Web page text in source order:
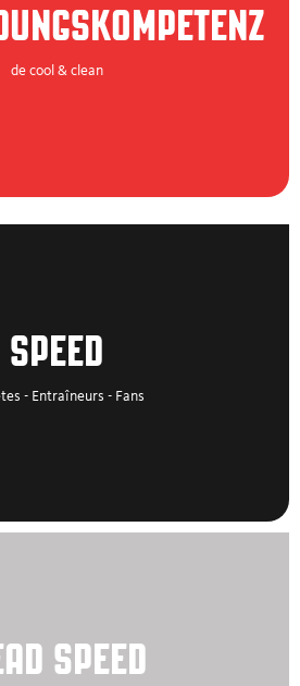
de cool & clean
SPEED
- Entraîneurs - Fans
SPEED